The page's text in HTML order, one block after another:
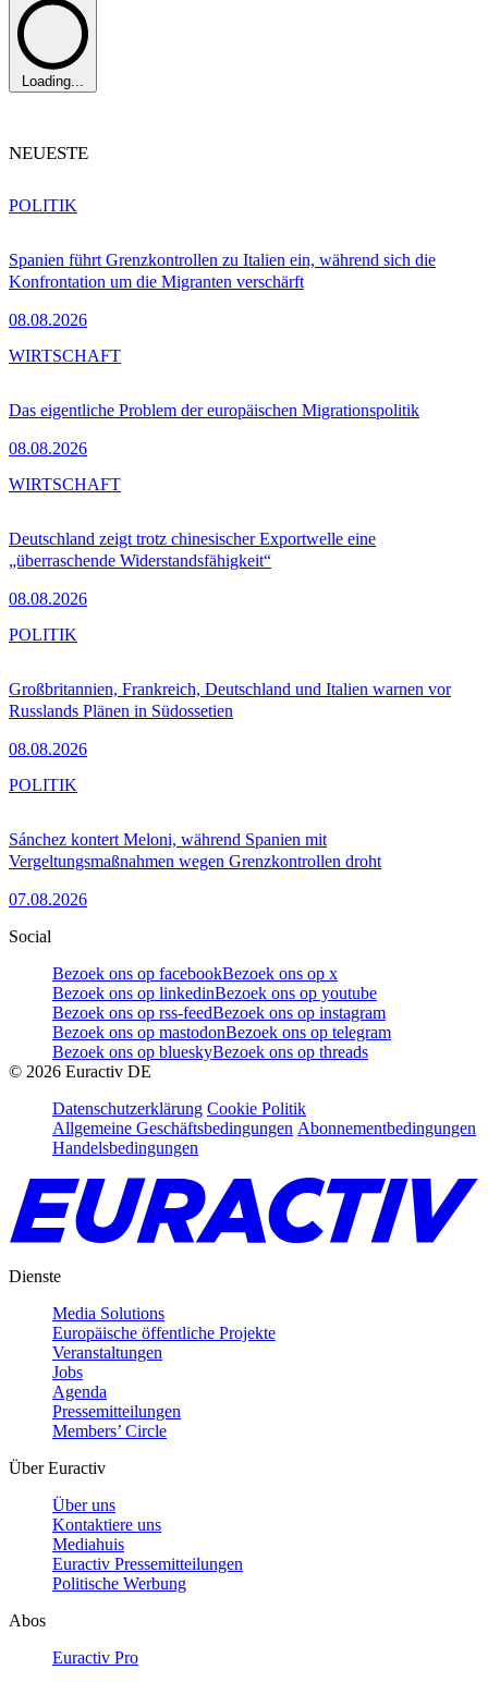
Loading...
NEUESTE
Spanien führt Grenzkontrollen zu Italien ein, während sich die
Konfrontation um die Migranten verschärft
08.08.2026
POLITIK
Das eigentliche Problem der europäischen Migrationspolitik
08.08.2026
WIRTSCHAFT
Deutschland zeigt trotz chinesischer Exportwelle eine
„überraschende Widerstandsfähigkeit“
08.08.2026
WIRTSCHAFT
Großbritannien, Frankreich, Deutschland und Italien warnen vor
Russlands Plänen in Südossetien
08.08.2026
POLITIK
Sánchez kontert Meloni, während Spanien mit
Vergeltungsmaßnahmen wegen Grenzkontrollen droht
07.08.2026
POLITIK
Social
Bezoek ons op facebookBezoek ons op x
Bezoek ons op linkedinBezoek ons op youtube
Bezoek ons op rss-feedBezoek ons op instagram
Bezoek ons op mastodonBezoek ons op telegram
Bezoek ons op blueskyBezoek ons op threads
© 2026 Euractiv DE
Datenschutzerklärung Cookie Politik
Allgemeine Geschäftsbedingungen Abonnementbedingungen
Handelsbedingungen
Dienste
Media Solutions
Europäische öffentliche Projekte
Veranstaltungen
Jobs
Agenda
Pressemitteilungen
Members’ Circle
Über Euractiv
Über uns
Kontaktiere uns
Mediahuis
Euractiv Pressemitteilungen
Politische Werbung
Abos
Euractiv Pro